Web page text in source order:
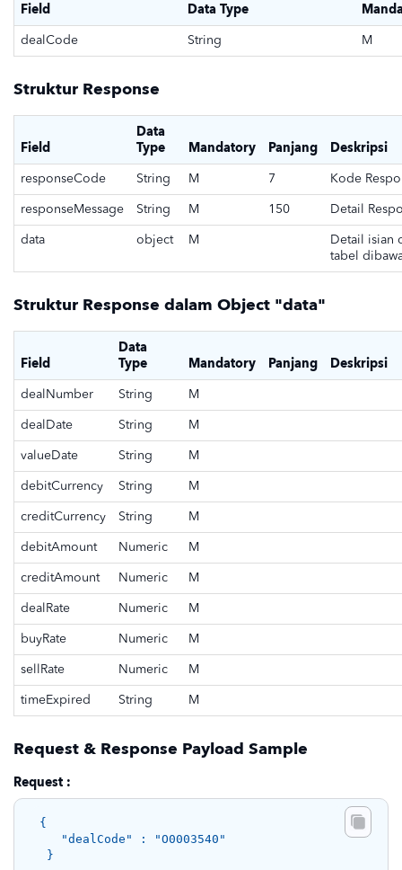
Field Data Type
dealCode String M
Struktur Response
Field
Data
Type
Mandatory Panjang Deskripsi
responseCode String M 7 Kode
responseMessage String M 150 Detail
data object M
Detail isian
tabel
Struktur Response dalam Object "data"
Field
Data
Type
Mandatory Panjang Deskripsi
dealNumber String M
dealDate String M
valueDate String M
debitCurrency String M
creditCurrency String M
debitAmount Numeric M
creditAmount Numeric M
dealRate Numeric M
buyRate Numeric M
sellRate Numeric M
timeExpired String M
Request & Response Payload Sample
Request :
{
"dealCode" : "O0003540"